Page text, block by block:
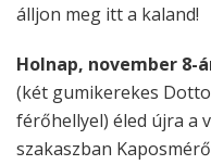
álljon meg itt a kaland!
Holnap, november 8-
(két gumikerekes
férőhellyel) éled újra a
szakaszban